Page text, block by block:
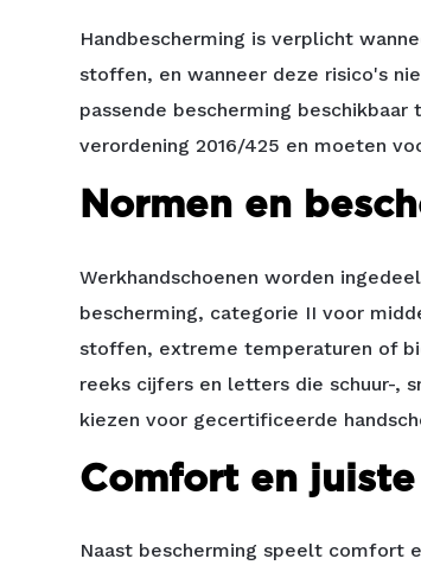
Handbescherming is verplicht
stoffen, en wanneer deze risico's
passende bescherming
verordening 2016/425 en moeten
Normen en
Werkhandschoenen worden
bescherming, categorie II voor
stoffen, extreme temperaturen of
reeks cijfers en letters die schuur-,
kiezen voor gecertificeerde
Comfort en
Naast bescherming speelt comfort